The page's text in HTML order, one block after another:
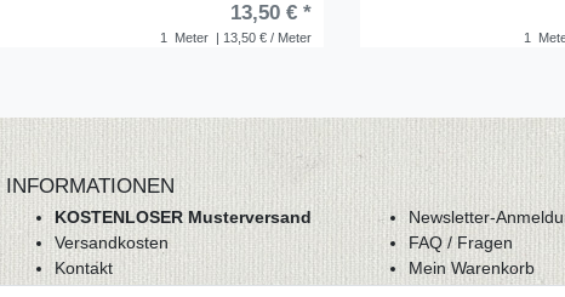
1 Meter | 13,50 € / Meter
13,50 € *
1
INFORMATIONEN
KOSTENLOSER Musterversand
Versandkosten
Kontakt
Newsletter-
FAQ / Fragen
Mein Warenkorb